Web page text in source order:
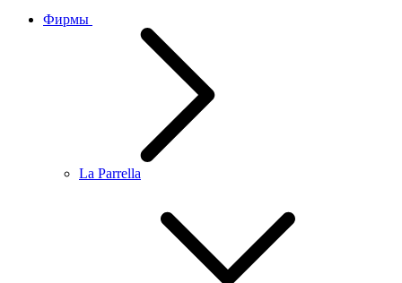
Фирмы
La Parrella